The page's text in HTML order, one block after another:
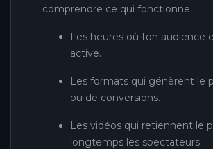
comprendre ce qui fonctionne :
Les heures où ton audience
active.
Les formats qui génèrent le
ou de conversions.
Les vidéos qui retiennent le
longtemps les spectateurs.